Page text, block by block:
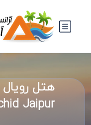
هتل
Jaipur 🛎️